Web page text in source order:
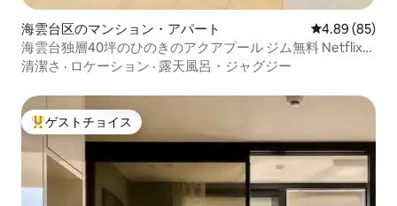
海雲台区のマンション・アパート レビュー85
4.89 (85)
海雲台独層40坪のひのきのアクアプール ジム無料 Netflix
RetroGame YouTube
清潔さ · ロケーション · 露天風呂・ジャグジー
大好評のゲストチョイスです。
ゲストチョイス